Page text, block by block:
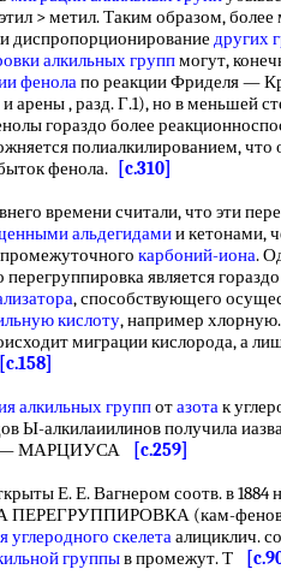
> метил. Таким образом,
диспропорционирование других
алкильныхгруппмогут,
фенолапо реакции Фриделя —
и арены , разд. Г.1), но в меньшей
гораздо более
полиалкилированием,
фенола.
[c.310]
времени считали, что эти
альдегидамии кетонами,
промежуточного карбоний-иона.
перегруппировка является
, способствующего
кислоту, например
миграции кислорода, а
[c.158]
алкильных группотазотак
Ы-алкилаиилинов получила
МАРЦИУСА
[c.259]
Е. Е. Вагнером соотв. в 1884
(кам-
углеродного скелетаалициклич.
группыв промежут. Т